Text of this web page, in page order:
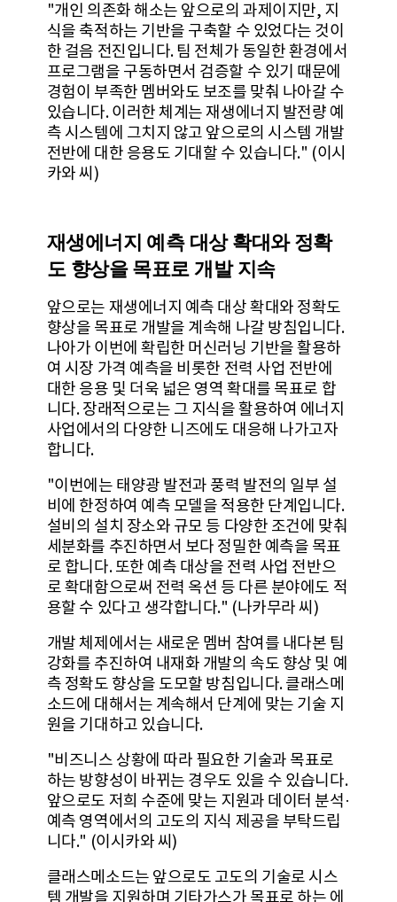
"개인 의존화 해소는 앞으로의 과제이지만, 지
식을 축적하는 기반을 구축할 수 있었다는 것이
한 걸음 전진입니다. 팀 전체가 동일한 환경에서
프로그램을 구동하면서 검증할 수 있기 때문에
경험이 부족한 멤버와도 보조를 맞춰 나아갈 수
있습니다. 이러한 체계는 재생에너지 발전량 예
측 시스템에 그치지 않고 앞으로의 시스템 개발
전반에 대한 응용도 기대할 수 있습니다." (이시
카와 씨)
재생에너지 예측 대상 확대와 정확
도 향상을 목표로 개발 지속
앞으로는 재생에너지 예측 대상 확대와 정확도
향상을 목표로 개발을 계속해 나갈 방침입니다.
나아가 이번에 확립한 머신러닝 기반을 활용하
여 시장 가격 예측을 비롯한 전력 사업 전반에
대한 응용 및 더욱 넓은 영역 확대를 목표로 합
니다. 장래적으로는 그 지식을 활용하여 에너지
사업에서의 다양한 니즈에도 대응해 나가고자
합니다.
"이번에는 태양광 발전과 풍력 발전의 일부 설
비에 한정하여 예측 모델을 적용한 단계입니다.
설비의 설치 장소와 규모 등 다양한 조건에 맞춰
세분화를 추진하면서 보다 정밀한 예측을 목표
로 합니다. 또한 예측 대상을 전력 사업 전반으
로 확대함으로써 전력 옥션 등 다른 분야에도 적
용할 수 있다고 생각합니다." (나카무라 씨)
개발 체제에서는 새로운 멤버 참여를 내다본 팀
강화를 추진하여 내재화 개발의 속도 향상 및 예
측 정확도 향상을 도모할 방침입니다. 클래스메
소드에 대해서는 계속해서 단계에 맞는 기술 지
원을 기대하고 있습니다.
"비즈니스 상황에 따라 필요한 기술과 목표로
하는 방향성이 바뀌는 경우도 있을 수 있습니다.
앞으로도 저희 수준에 맞는 지원과 데이터 분석·
예측 영역에서의 고도의 지식 제공을 부탁드립
니다." (이시카와 씨)
클래스메소드는 앞으로도 고도의 기술로 시스
템 개발을 지원하며 기타가스가 목표로 하는 에